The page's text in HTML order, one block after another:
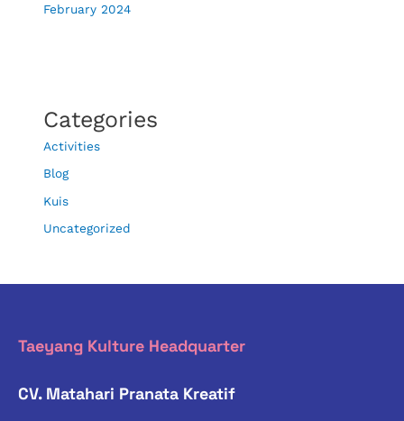
February 2024
Categories
Activities
Blog
Kuis
Uncategorized
Taeyang Kulture Headquarter
CV. Matahari Pranata Kreatif